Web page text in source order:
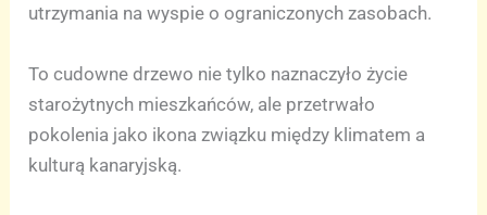
utrzymania na wyspie o ograniczonych zasobach.
To cudowne drzewo nie tylko naznaczyło życie
starożytnych mieszkańców, ale przetrwało
pokolenia jako ikona związku między klimatem a
kulturą kanaryjską.